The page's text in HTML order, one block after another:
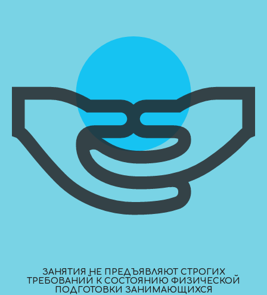
ЗАНЯТИЯ НЕ ПРЕДЪЯВЛЯЮТ СТРОГИХ
ТРЕБОВАНИЙ К СОСТОЯНИЮ ФИЗИЧЕСКОЙ
ПОДГОТОВКИ ЗАНИМАЮЩИХСЯ